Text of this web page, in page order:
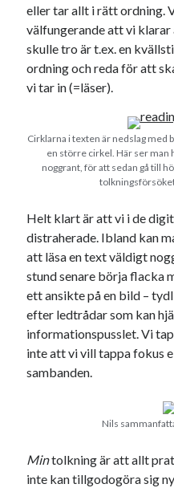
eller tar allt i rätt ordning.
välfungerande att vi klarar
skulle tro är t.ex. en
ordning och reda för att
vi tar in (=läser).
Cirklarna i texten är nedslag med
en större cirkel. Här ser man
noggrant, för att sedan gå till
Helt klart är att vi i de
distraherade. Ibland kan
att läsa en text väldigt
stund senare börja flacka
ett ansikte på en bild –
efter ledtrådar som kan
informationspusslet. Vi
inte att vi vill tappa fokus
sambanden.
Nils
Mintolkning är att allt
inte kan tillgodogöra sig